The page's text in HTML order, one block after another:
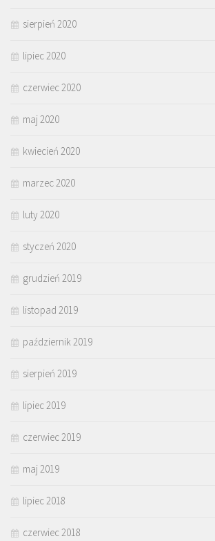
sierpień 2020
lipiec 2020
czerwiec 2020
maj 2020
kwiecień 2020
marzec 2020
luty 2020
styczeń 2020
grudzień 2019
listopad 2019
październik 2019
sierpień 2019
lipiec 2019
czerwiec 2019
maj 2019
lipiec 2018
czerwiec 2018